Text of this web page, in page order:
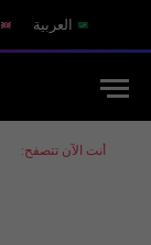
العربية
أنت الآن تتصفح: